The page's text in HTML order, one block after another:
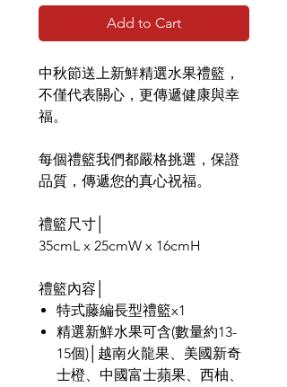
Add to Cart
中秋節送上新鮮精選水果禮籃，
不僅代表關心，更傳遞健康與幸
福。
每個禮籃我們都嚴格挑選，保證
品質，傳遞您的真心祝福。
禮籃尺寸│
35cmL x 25cmW x 16cmH
禮籃內容│
特式藤編長型禮籃x1
精選新鮮水果可含(數量約13-
15個)│越南火龍果、美國新奇
士橙、中國富士蘋果、西柚、